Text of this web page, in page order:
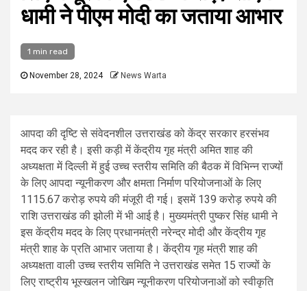
धामी ने पीएम मोदी का जताया आभार
1 min read
November 28, 2024 News Warta
आपदा की दृष्टि से संवेदनशील उत्तराखंड को केंद्र सरकार हरसंभव
मदद कर रही है। इसी कड़ी में केंद्रीय गृह मंत्री अमित शाह की
अध्यक्षता में दिल्ली में हुई उच्च स्तरीय समिति की बैठक में विभिन्न राज्यों
के लिए आपदा न्यूनीकरण और क्षमता निर्माण परियोजनाओं के लिए
1115.67 करोड़ रुपये की मंजूरी दी गई। इसमें 139 करोड़ रुपये की
राशि उत्तराखंड की झोली में भी आई है। मुख्यमंत्री पुष्कर सिंह धामी ने
इस केंद्रीय मदद के लिए प्रधानमंत्री नरेन्द्र मोदी और केंद्रीय गृह
मंत्री शाह के प्रति आभार जताया है। केंद्रीय गृह मंत्री शाह की
अध्यक्षता वाली उच्च स्तरीय समिति ने उत्तराखंड समेत 15 राज्यों के
लिए राष्ट्रीय भूस्खलन जोखिम न्यूनीकरण परियोजनाओं को स्वीकृति